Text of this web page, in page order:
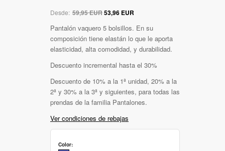
Desde: 59,95 EUR53,96 EUR
Pantalón vaquero 5 bolsillos. En su
composición tiene elastán lo que le aporta
elasticidad, alta comodidad, y durabilidad.
Descuento incremental hasta el 30%
Descuento de 10% a la 1ª unidad, 20% a la
2ª y 30% a la 3ª y siguientes, para todas las
prendas de la familia Pantalones.
Ver condiciones de rebajas
Color: